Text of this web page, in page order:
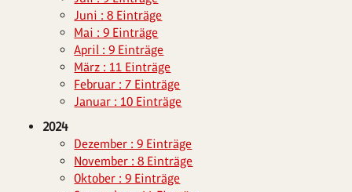
Juni : 8 Einträge
Mai : 9 Einträge
April : 9 Einträge
März : 11 Einträge
Februar : 7 Einträge
Januar : 10 Einträge
2024
Dezember : 9 Einträge
November : 8 Einträge
Oktober : 9 Einträge